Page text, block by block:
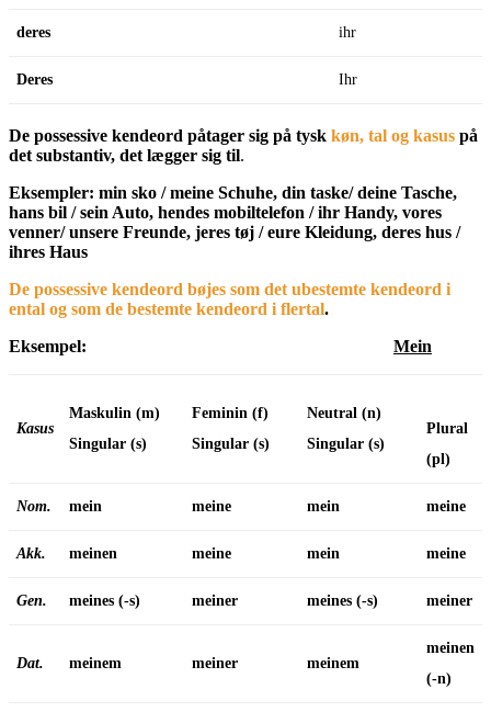
deres ihr
Deres Ihr
De possessive kendeord påtager sig på tysk køn, tal og kasus på
det substantiv, det lægger sig til.
Eksempler: min sko / meine Schuhe, din taske/ deine Tasche,
hans bil / sein Auto, hendes mobiltelefon / ihr Handy, vores
venner/ unsere Freunde, jeres tøj / eure Kleidung, deres hus /
ihres Haus
De possessive kendeord bøjes som det ubestemte kendeord i
ental og som de bestemte kendeord i flertal.
Eksempel:
Mein
Kasus
Maskulin (m)
Singular (s)
Feminin (f)
Singular (s)
Neutral (n)
Singular (s)
Plural
(pl)
Nom. mein meine mein meine
Akk. meinen meine mein meine
Gen. meines (-s) meiner meines (-s) meiner
Dat. meinem meiner meinem
meinen
(-n)